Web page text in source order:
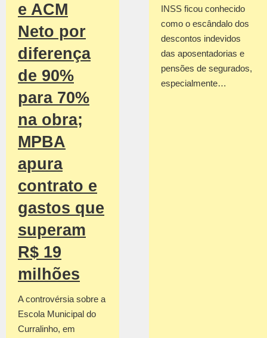
e ACM
Neto por
diferença
de 90%
para 70%
na obra;
MPBA
apura
contrato e
gastos que
superam
R$ 19
milhões
A controvérsia sobre a
Escola Municipal do
Curralinho, em
INSS ficou conhecido
como o escândalo dos
descontos indevidos
das aposentadorias e
pensões de segurados,
especialmente…